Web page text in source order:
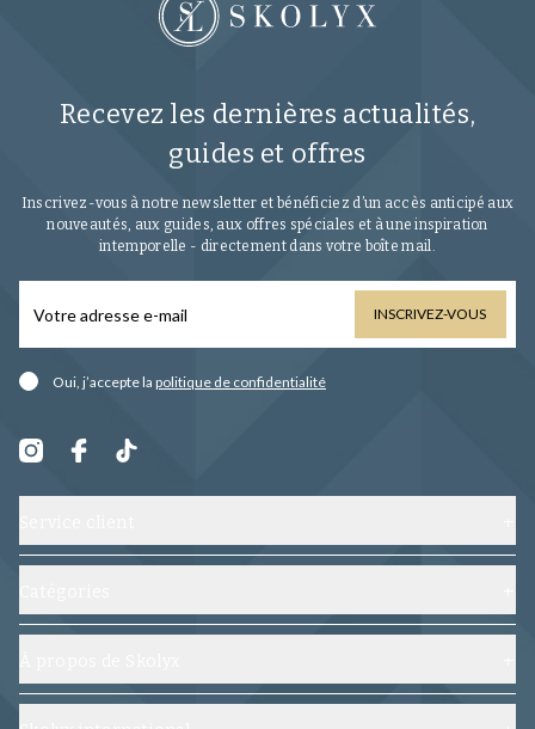
Recevez les dernières actualités,
guides et offres
Inscrivez-vous à notre newsletter et bénéficiez d’un accès anticipé aux
nouveautés, aux guides, aux offres spéciales et à une inspiration
intemporelle - directement dans votre boîte mail.
INSCRIVEZ-VOUS
Oui, j’accepte la politique de confidentialité
Contactez-nous
Foire aux questions
Suivez votre commande
Chaussures
Soin chaussures
À propos de nous